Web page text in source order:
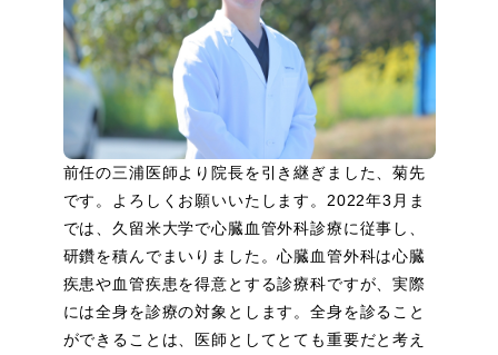
前任の三浦医師より院長を引き継ぎました、菊先
です。よろしくお願いいたします。2022年3月ま
では、久留米大学で心臓血管外科診療に従事し、
研鑽を積んでまいりました。心臓血管外科は心臓
疾患や血管疾患を得意とする診療科ですが、実際
には全身を診療の対象とします。全身を診ること
ができることは、医師としてとても重要だと考え